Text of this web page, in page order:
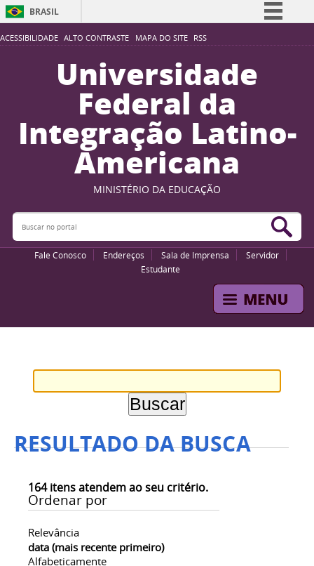
ACESSIBILIDADE ALTO CONTRASTE MAPA DO SITE RSS
BRASIL
Simplifique!
Participe
Acesso à informação
Legislação
Canais
Universidade
Federal da
Integração Latino-
Americana
MINISTÉRIO DA EDUCAÇÃO
Buscar no portal
Fale Conosco Endereços Sala de Imprensa
Servidor
Estudante
RESULTADO DA BUSCA
164itens atendem ao seu critério.
Ordenar por
Relevância
data (mais recente primeiro)
Alfabeticamente